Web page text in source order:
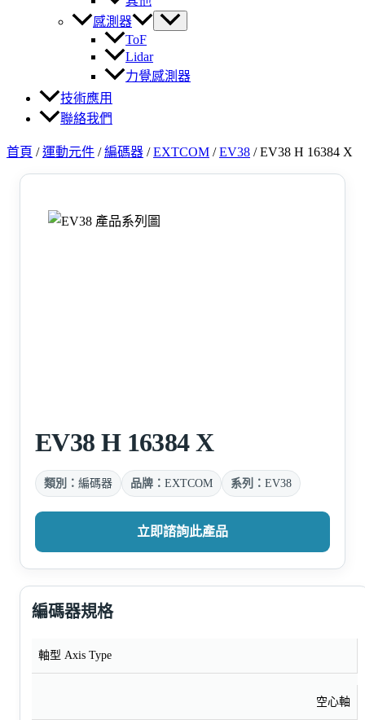
感測器
ToF
Lidar
力覺感測器
技術應用
聯絡我們
首頁 /運動元件 /編碼器 /EXTCOM /EV38 /EV38 H 16384 X
EV38 H 16384 X
類別： 編碼器 品牌： EXTCOM 系列： EV38
立即諮詢此產品
編碼器規格
軸型 Axis Type
空心軸